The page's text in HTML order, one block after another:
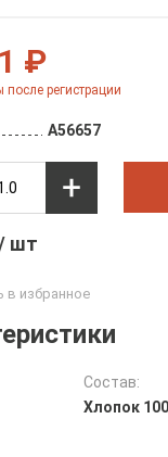
₽
регистрации
A56657
шт
Состав:
Хлопок